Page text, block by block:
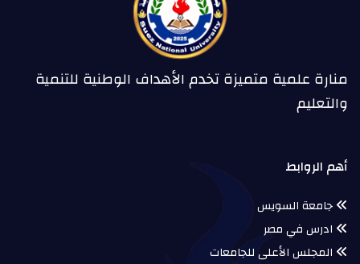
منارة علمية متميزة تخدم الأهداف الوطنية للتنمية
والتعليم
أهم الروابط
جامعة السويس
ادرس في مصر
المجلس الأعلى للجامعات